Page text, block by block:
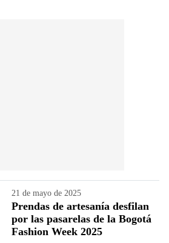
21 de mayo de 2025
Prendas de artesanía desfilan
por las pasarelas de la Bogotá
Fashion Week 2025